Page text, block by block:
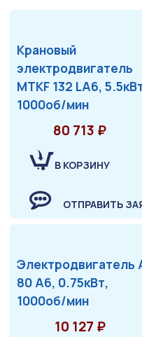
Крановый
электродвигатель
MTKF 132 LA6,
1000об/мин
80 713 ₽
В КОРЗИНУ
ОТПРАВИТЬ
Электродвигатель
80 А6, 0.75кВт,
1000об/мин
10 127 ₽